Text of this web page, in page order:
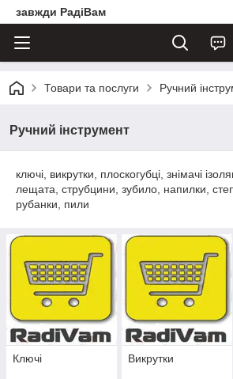
завжди РадіВам
Товари та послуги Ручний
Ручний інструмент
ключі, викрутки, плоскогубці, знімачі
лещата, струбцини, зубило, напилки,
рубанки, пили
Ключі Викрутки